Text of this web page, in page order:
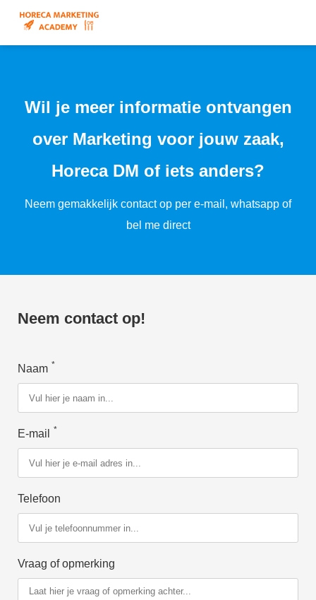
Wil je meer informatie ontvangen
over Marketing voor jouw zaak,
Horeca DM of iets anders?
Neem gemakkelijk contact op per e-mail, whatsapp of
bel me direct
Neem contact op!
Naam *
E-mail *
Telefoon
Vraag of opmerking